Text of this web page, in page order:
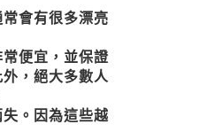
會有很多漂亮
便宜，並保證
，絕大多數人
。因為這些越